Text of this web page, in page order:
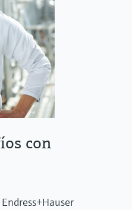
con